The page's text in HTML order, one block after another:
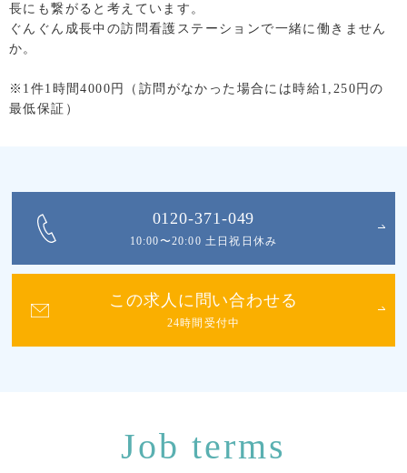
長にも繋がると考えています。
ぐんぐん成長中の訪問看護ステーションで一緒に働きません
か。
※1件1時間4000円（訪問がなかった場合には時給1,250円の
最低保証）
0120-371-049
10:00〜20:00 土日祝日休み
この求人に問い合わせる
24時間受付中